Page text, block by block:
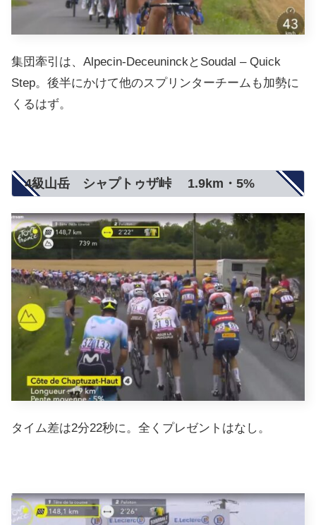
集団牽引は、Alpecin-DeceuninckとSoudal – Quick
Step。後半にかけて他のスプリンターチームも加勢に
くるはず。
4級山岳 シャプトゥザ峠 1.9km・5%
タイム差は2分22秒に。全くプレゼントはなし。